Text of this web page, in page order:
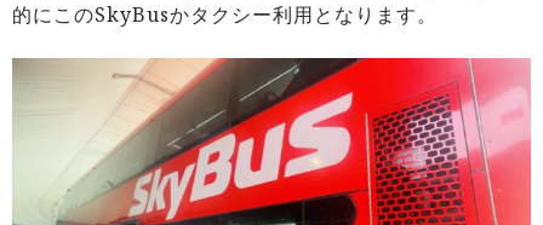
的にこのSkyBusかタクシー利用となります。